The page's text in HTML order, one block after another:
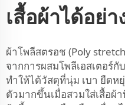
เสื้อผ้าได้อย่า
ผ้าโพลีสตรอช (Poly
จากการผสมโพลีเอสเตอร์
ทำให้ได้วัสดุที่นุ่ม เบา ยืดห
ตัวมากขึ้นเมื่อสวมใส่เสื้อผ้